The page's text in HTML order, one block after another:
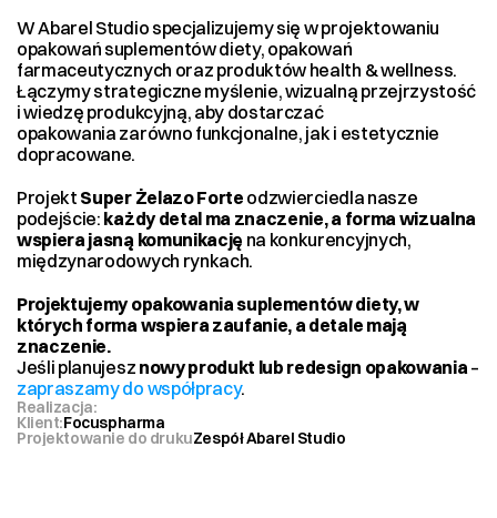
W Abarel Studio specjalizujemy się w projektowaniu
opakowań suplementów diety, opakowań
farmaceutycznych oraz produktów health & wellness.
Łączymy strategiczne myślenie, wizualną przejrzystość
i wiedzę produkcyjną, aby dostarczać
opakowania zarówno funkcjonalne, jak i estetycznie
dopracowane.
Projekt Super Żelazo Forte odzwierciedla nasze
podejście: każdy detal ma znaczenie, a forma wizualna
wspiera jasną komunikację na konkurencyjnych,
międzynarodowych rynkach.
Projektujemy opakowania suplementów diety, w
których forma wspiera zaufanie, a detale mają
znaczenie.
Jeśli planujesz nowy produkt lub redesign opakowania
zapraszamy do współpracy.
Realizacja:
Klient:Focuspharma
Projektowanie do drukuZespół Abarel Studio